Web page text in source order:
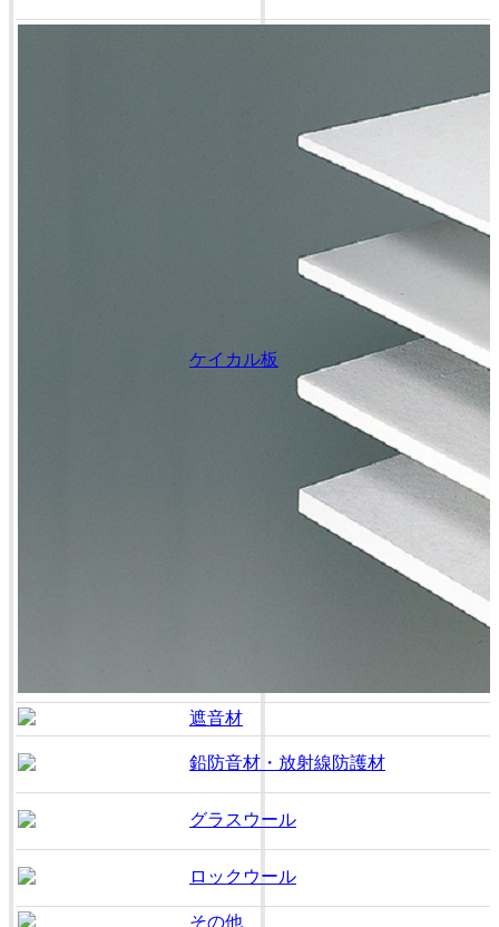
ケイカル板
遮音材
鉛防音材・放射線防護材
グラスウール
ロックウール
その他